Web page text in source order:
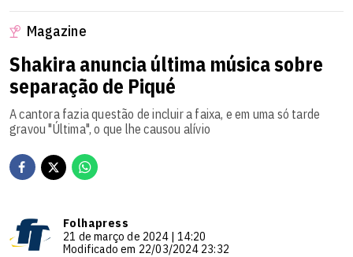
Magazine
Shakira anuncia última música sobre
separação de Piqué
A cantora fazia questão de incluir a faixa, e em uma só tarde
gravou "Última", o que lhe causou alívio
Folhapress
21 de março de 2024 | 14:20
Modificado em 22/03/2024 23:32